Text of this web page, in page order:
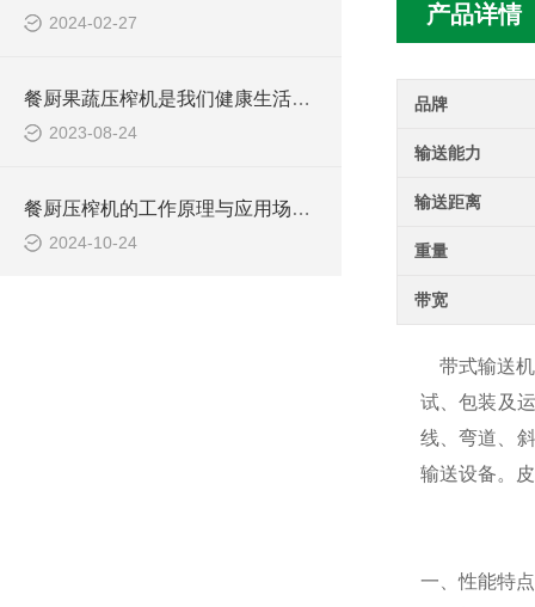
产品详情
品牌
输送能力
输送距离
重量
带宽
带式输送机
试、包装及
线、弯道、
输送设备。
一、性能特
2024-02-27
餐厨果蔬压榨机是我们健康生活的得力帮手
2023-08-24
餐厨压榨机的工作原理与应用场景分析
2024-10-24